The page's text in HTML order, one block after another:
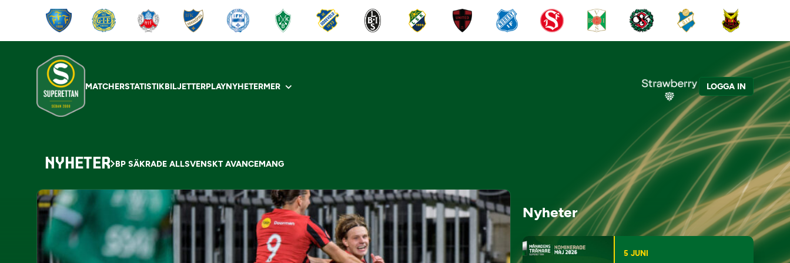
MATCHERSTATISTIKBILJETTERPLAYNYHETERMER LOGGA IN
NYHETER BP SÄKRADE ALLSVENSKT AVANCEMANG
Nyheter
5 JUNI